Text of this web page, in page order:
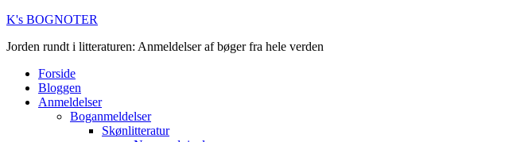
K's BOGNOTER
Jorden rundt i litteraturen: Anmeldelser af bøger fra hele verden
Forside
Bloggen
Anmeldelser
Boganmeldelser
Skønlitteratur